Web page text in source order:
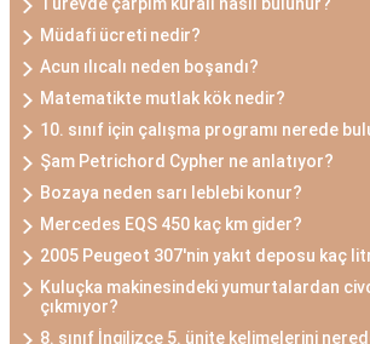
Müdafi ücreti nedir?
Acun ılıcalı neden boşandı?
Matematikte mutlak kök nedir?
10. sınıf için çalışma programı nerede
Şam Petrichord Cypher ne anlatıyor?
Bozaya neden sarı leblebi konur?
Mercedes EQS 450 kaç km gider?
2005 Peugeot 307'nin yakıt deposu kaç
Kuluçka makinesindeki yumurtalardan
çıkmıyor?
8. sınıf İngilizce 5. ünite kelimelerini